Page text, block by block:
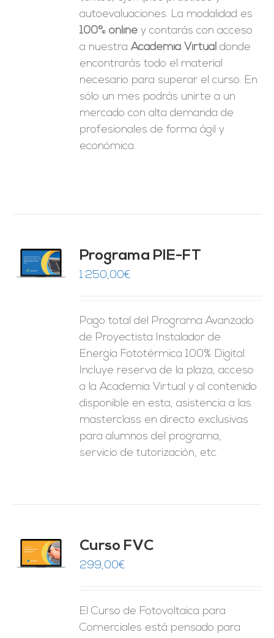
autoevaluaciones. La modalidad es
100% online y contarás con acceso
a nuestraAcademia Virtual donde
encontrarás todo el material
necesario para superar el curso. En
sólo un mes podrás unirte a un
mercado con alta demanda de
profesionales de forma ágil y
económica.
Programa PIE-FT
1.250,00€
Pago total del Programa Avanzado
de Proyectista Instalador de
Energía Fototérmica 100% Digital.
Incluye reserva de la plaza, acceso
a la Academia Virtual y al contenido
disponible en esta, asistencia a las
masterclass en directo exclusivas
para alumnos del programa,
servicio de tutorización, etc.
Curso FVC
299,00€
El Curso de Fotovoltaica para
Comerciales está pensado para